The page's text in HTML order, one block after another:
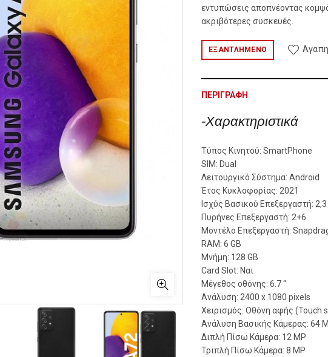
εντυπώσεις αποπνέοντας
ακριβότερες συσκευές.
ΕΞΑΝΤΛΗΜΈΝΟ
ΠΕΡΙΓΡΑΦΉ
-Χαρακτηριστικά
Τύπος Κινητού: SmartPhone
SIM: Dual
Λειτουργικό Σύστημα: Android
Έτος Κυκλοφορίας: 2021
Ισχύς Βασικού Επεξεργαστή: 2,3
Πυρήνες Επεξεργαστή: 2+6
Μοντέλο Επεξεργαστή:
RAM: 6 GB
Μνήμη: 128 GB
Card Slot: Ναι
Μέγεθος οθόνης: 6.7 “
Ανάλυση: 2400 x 1080 pixels
Χειρισμός: Οθόνη αφής (Touch
Ανάλυση Βασικής Κάμερας: 64
Διπλή Πίσω Κάμερα: 12 MP
Τριπλή Πίσω Κάμερα: 8 MP